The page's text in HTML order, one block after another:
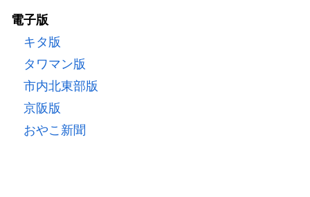
電子版
キタ版
タワマン版
市内北東部版
京阪版
おやこ新聞